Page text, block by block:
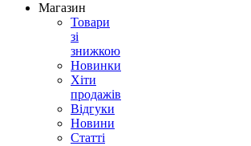
Магазин
Товари
зі
знижкою
Новинки
Хіти
продажів
Відгуки
Новини
Статті